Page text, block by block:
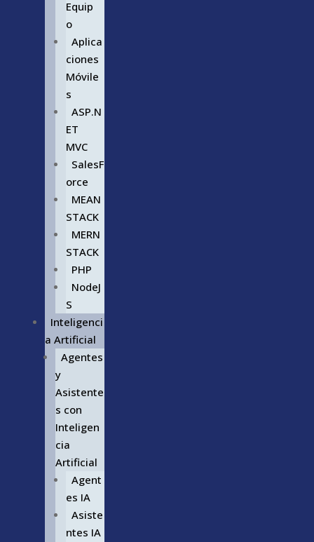
Equip
o
Aplica
ciones
Móvile
s
ASP.N
ET
MVC
SalesF
orce
MEAN
STACK
MERN
STACK
PHP
NodeJ
S
Inteligenci
a Artificial
Agentes
y
Asistente
s con
Inteligen
cia
Artificial
Agent
es IA
Asiste
ntes IA